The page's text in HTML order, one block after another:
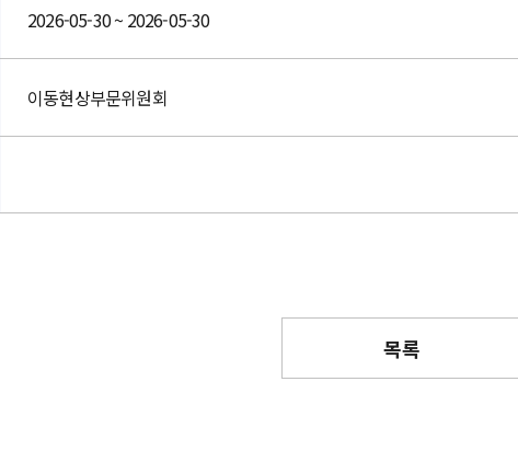
2026-05-30 ~ 2026-05-30
이동현상부문위원회
목록